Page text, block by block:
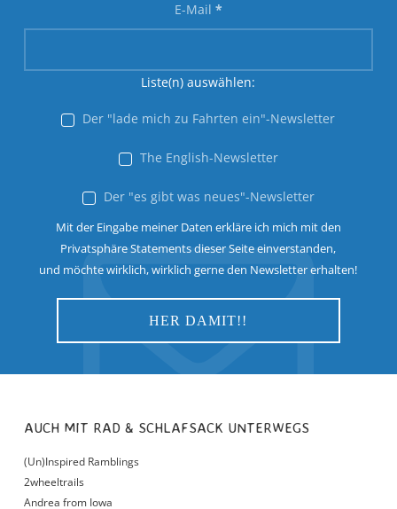
E-Mail *
Liste(n) auswählen:
Der "lade mich zu Fahrten ein"-Newsletter
The English-Newsletter
Der "es gibt was neues"-Newsletter
Mit der Eingabe meiner Daten erkläre ich mich mit den
Privatsphäre Statements dieser Seite einverstanden,
und möchte wirklich, wirklich gerne den Newsletter erhalten!
AUCH MIT RAD & SCHLAFSACK UNTERWEGS
(Un)Inspired Ramblings
2wheeltrails
Andrea from Iowa